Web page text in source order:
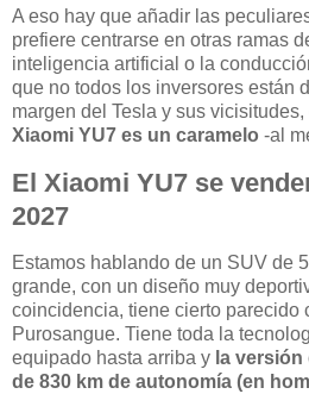
A eso hay que añadir las
prefiere centrarse en otras ramas
inteligencia artificial o la
que no todos los inversores están
margen del Tesla y sus vicisitudes,
Xiaomi YU7 es un caramelo -al
El Xiaomi YU7 se
2027
Estamos hablando de un SUV de
grande, con un diseño muy
coincidencia, tiene cierto parecido
Purosangue. Tiene toda la
equipado hasta arriba y la
de 830 km de autonomía (en